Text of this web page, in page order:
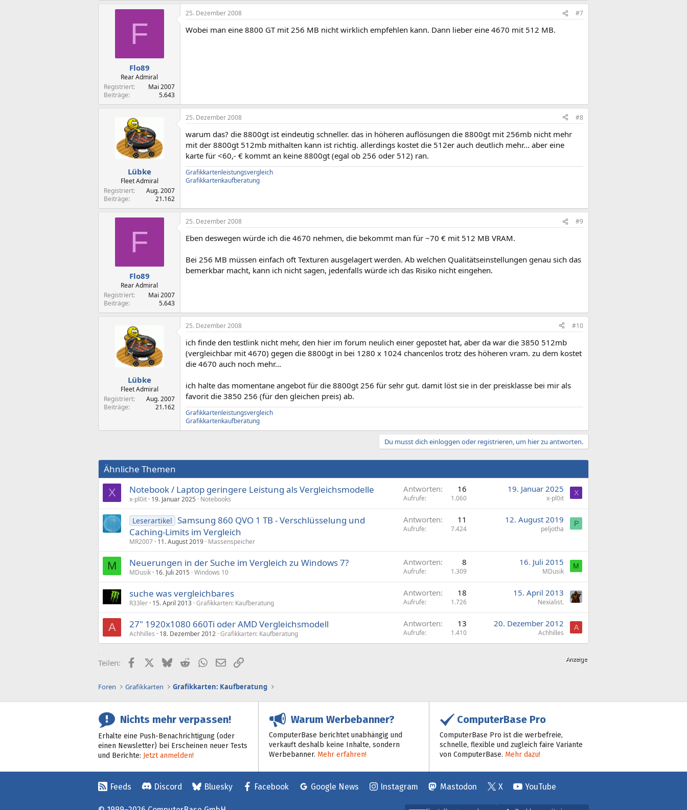
F
Flo89
Rear Admiral
Registriert
Mai 2007
Beiträge
5.643
25. Dezember 2008 #7
Wobei man eine 8800 GT mit 256 MB nicht wirklich empfehlen kann. Dann lieber eine 4670 mit 512 MB.
Lübke
Fleet Admiral
Registriert
Aug. 2007
Beiträge
21.162
25. Dezember 2008 #8
warum das? die 8800gt ist eindeutig schneller. das in höheren auflösungen die 8800gt mit 256mb nicht mehr
mit der 8800gt 512mb mithalten kann ist richtig. allerdings kostet die 512er auch deutlich mehr... aber eine
karte für <60,- € kommt an keine 8800gt (egal ob 256 oder 512) ran.
Grafikkartenleistungsvergleich
Grafikkartenkaufberatung
F
Flo89
Rear Admiral
Registriert
Mai 2007
Beiträge
5.643
25. Dezember 2008 #9
Eben deswegen würde ich die 4670 nehmen, die bekommt man für ~70 € mit 512 MB VRAM.
Bei 256 MB müssen einfach oft Texturen ausgelagert werden. Ab welchen Qualitätseinstellungen genau sich das
bemerkbar macht, kann ich nicht sagen, jedenfalls würde ich das Risiko nicht eingehen.
Lübke
Fleet Admiral
Registriert
Aug. 2007
Beiträge
21.162
25. Dezember 2008 #10
ich finde den testlink nicht mehr, den hier im forum neulich einer gepostet hat, aber da war die 3850 512mb
(vergleichbar mit 4670) gegen die 8800gt in bei 1280 x 1024 chancenlos trotz des höheren vram. zu dem kostet
die 4670 auch noch mehr...
ich halte das momentane angebot für die 8800gt 256 für sehr gut. damit löst sie in der preisklasse bei mir als
favorit die 3850 256 (für den gleichen preis) ab.
Grafikkartenleistungsvergleich
Grafikkartenkaufberatung
Du musst dich einloggen oder registrieren, um hier zu antworten.
Ähnliche Themen
X Notebook / Laptop geringere Leistung als Vergleichsmodelle
x-pl0it 19. Januar 2025 Notebooks
Antworten 16
Aufrufe 1.060
19. Januar 2025
x-pl0it
X
Leserartikel Samsung 860 QVO 1 TB - Verschlüsselung und
Caching-Limits im Vergleich
MR2007 11. August 2019 Massenspeicher
Antworten 11
Aufrufe 7.424
12. August 2019
peljotha
P
M Neuerungen in der Suche im Vergleich zu Windows 7?
MDusik 16. Juli 2015 Windows 10
Antworten 8
Aufrufe 1.309
16. Juli 2015
MDusik
M
suche was vergleichbares
R33ler 15. April 2013 Grafikkarten: Kaufberatung
Antworten 18
Aufrufe 1.726
15. April 2013
Nexialist.
A 27" 1920x1080 660Ti oder AMD Vergleichsmodell
Achhilles 18. Dezember 2012 Grafikkarten: Kaufberatung
Antworten 13
Aufrufe 1.410
20. Dezember 2012
Achhilles
A
Teilen: FacebookX (Twitter)
BlueskyRedditWhatsApp
E-MailLink
Foren Grafikkarten Grafikkarten: Kaufberatung
Nichts mehr verpassen!
Erhalte eine Push-Benachrichtigung (oder
einen Newsletter) bei Erscheinen neuer Tests
und Berichte: Jetzt anmelden!
Warum Werbebanner?
ComputerBase berichtet unabhängig und
verkauft deshalb keine Inhalte, sondern
Werbebanner. Mehr erfahren!
ComputerBase Pro
ComputerBase Pro ist die werbefreie,
schnelle, flexible und zugleich faire Variante
von ComputerBase. Mehr dazu!
Feeds Discord Bluesky Facebook Google News Instagram Mastodon X YouTube